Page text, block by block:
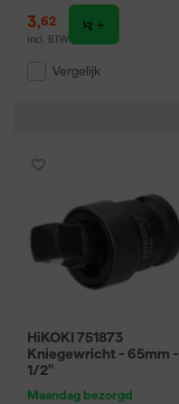
3,62
incl. BTW
Vergelijk
HiKOKI 751873
Kniegewricht - 65mm -
1/2"
Maandag bezorgd